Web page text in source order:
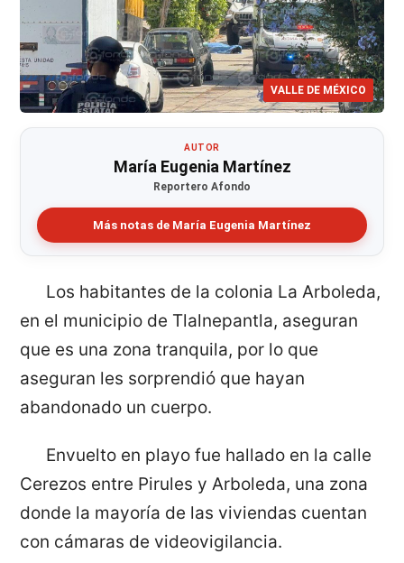
VALLE DE MÉXICO
AUTOR
María Eugenia Martínez
Reportero Afondo
Más notas de María Eugenia Martínez
Los habitantes de la colonia La Arboleda,
en el municipio de Tlalnepantla, aseguran
que es una zona tranquila, por lo que
aseguran les sorprendió que hayan
abandonado un cuerpo.
Envuelto en playo fue hallado en la calle
Cerezos entre Pirules y Arboleda, una zona
donde la mayoría de las viviendas cuentan
con cámaras de videovigilancia.